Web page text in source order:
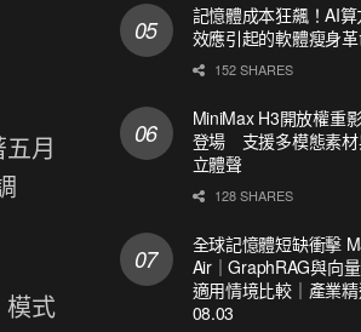
月
模式
記憶體成本狂飆！AI
效應引起的軟體瘦身
152 SHARES
MiniMax H3開放權重
登場 支援多模態素材
立體聲
128 SHARES
全球記憶體短缺衝擊
Air｜GraphRAG與向
適用情境比較｜產業
08.03